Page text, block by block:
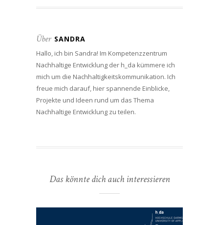
Über SANDRA
Hallo, ich bin Sandra! Im Kompetenzzentrum
Nachhaltige Entwicklung der h_da kümmere ich
mich um die Nachhaltigkeitskommunikation. Ich
freue mich darauf, hier spannende Einblicke,
Projekte und Ideen rund um das Thema
Nachhaltige Entwicklung zu teilen.
Das könnte dich auch interessieren